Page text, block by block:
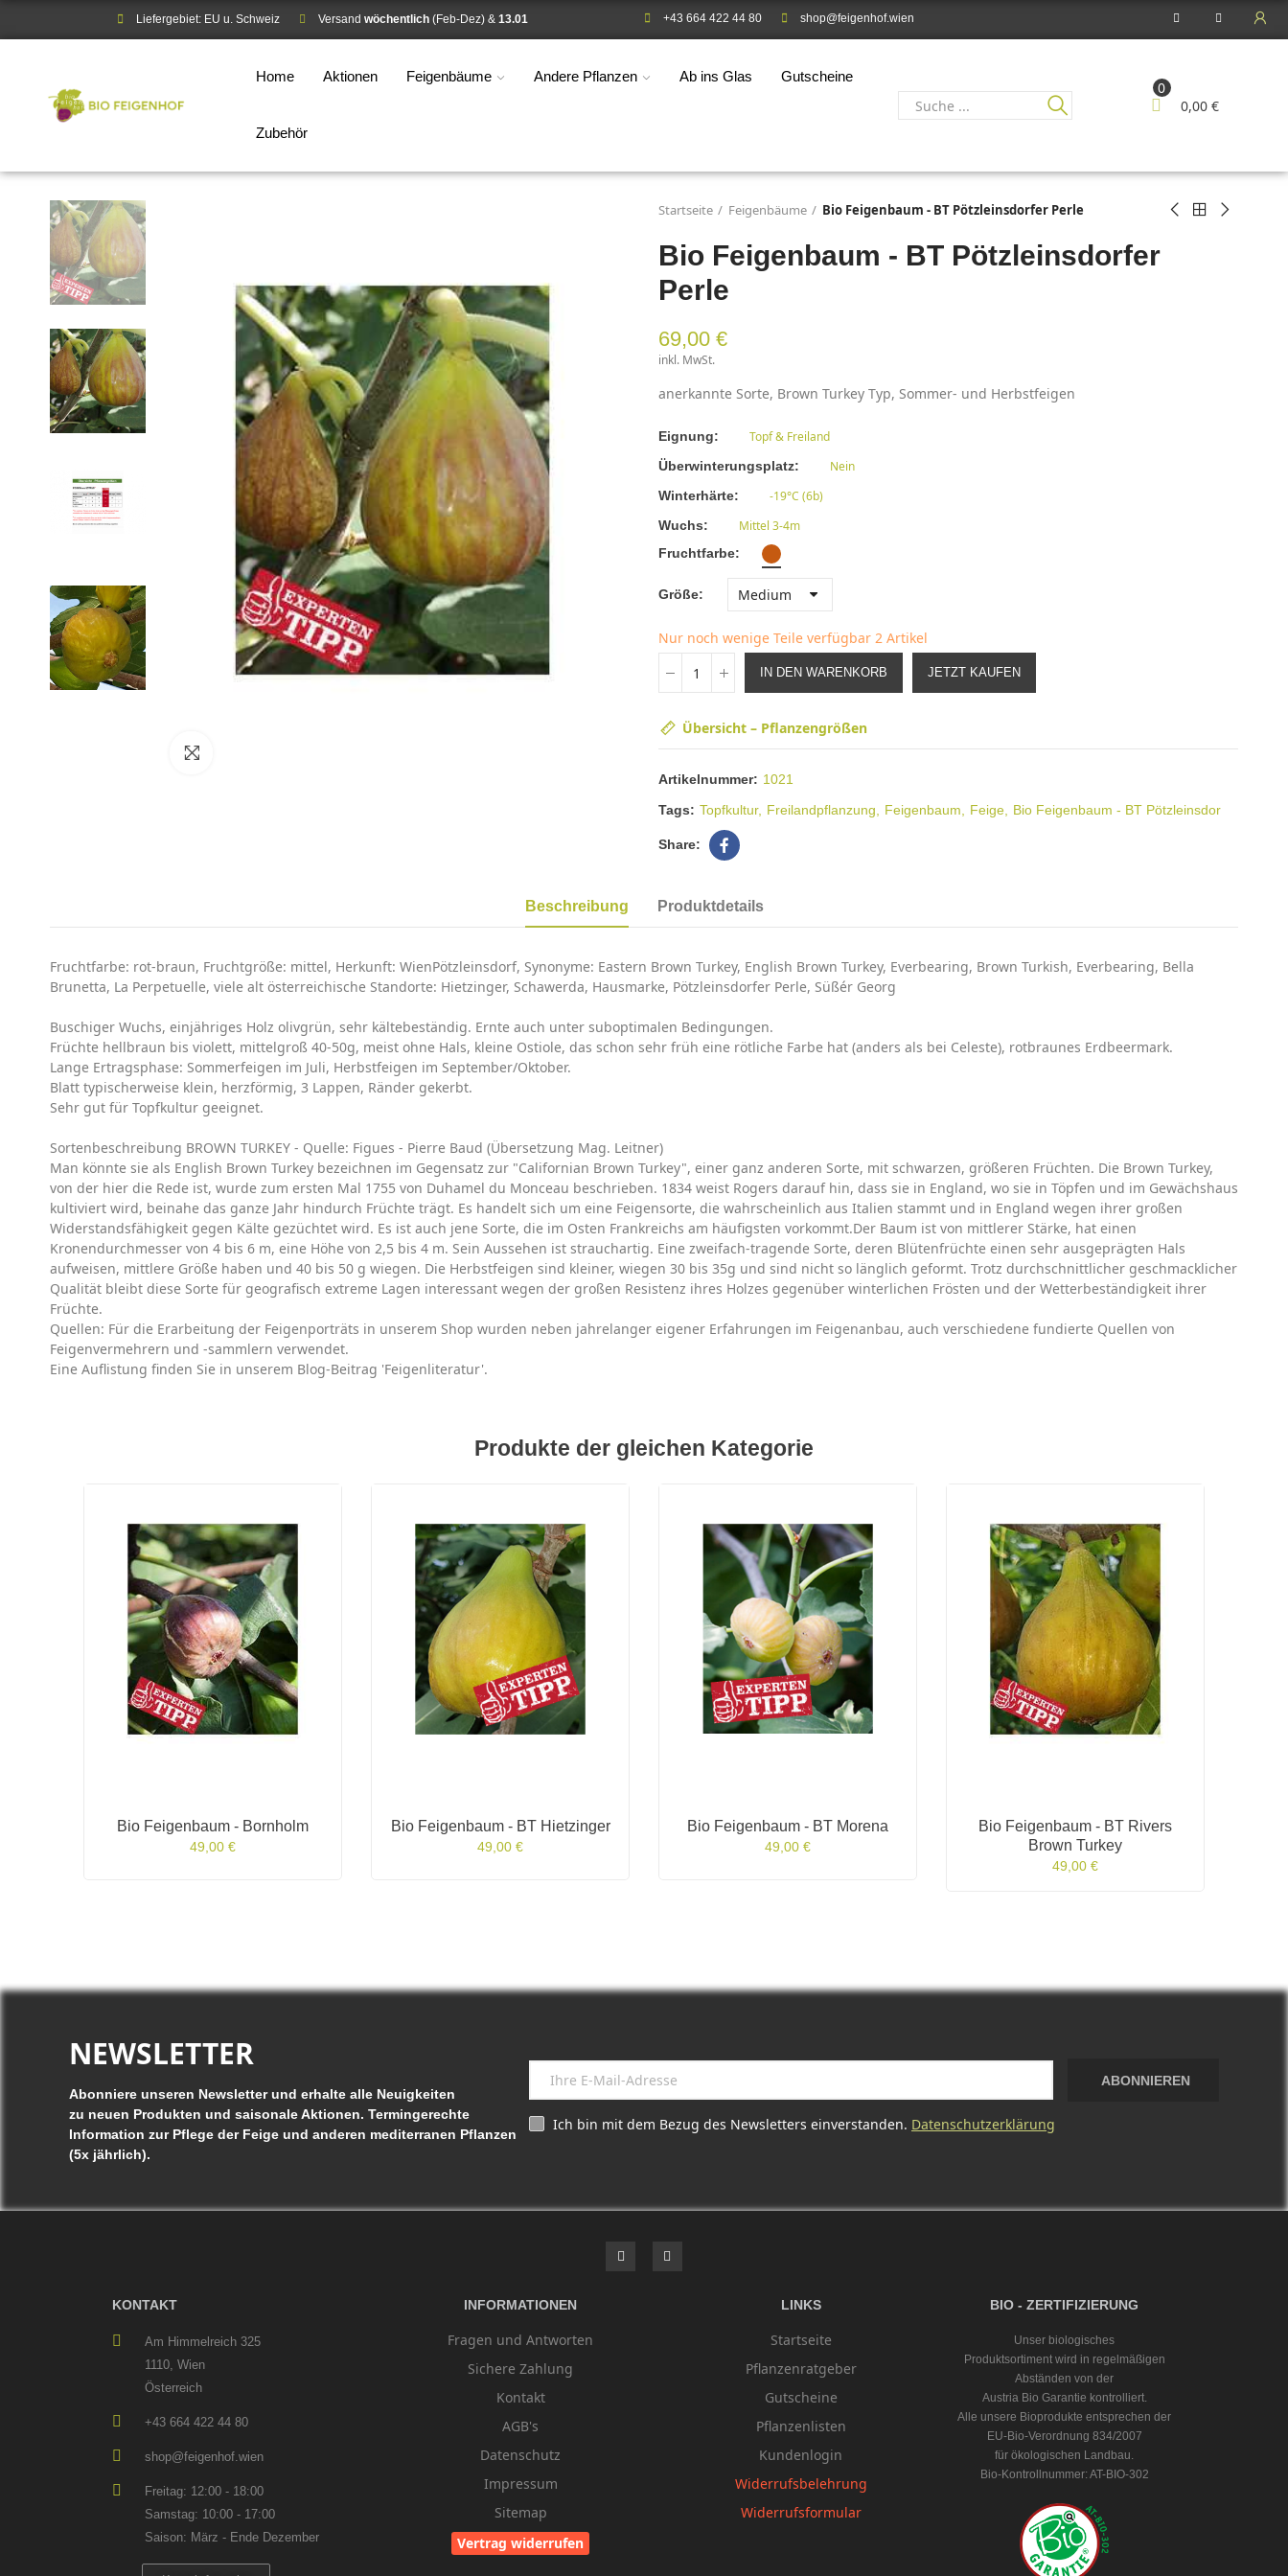
Liefergebiet: EU u. Schweiz Versand wöchentlich(Feb-Dez) & 13.01 +43 664 422 44 80 shop@feigenhof.wien
Home Aktionen Feigenbäume Andere Pflanzen Ab ins Glas Gutscheine
Zubehör
0
0,00 €
Startseite Feigenbäume Bio Feigenbaum - BT Pötzleinsdorfer Perle
Bio Feigenbaum - BT Pötzleinsdorfer
Perle
69,00 €
inkl. MwSt.
anerkannte Sorte, Brown Turkey Typ, Sommer- und Herbstfeigen
Eignung Topf & Freiland
Überwinterungsplatz Nein
Winterhärte -19°C (6b)
Wuchs Mittel 3-4m
Fruchtfarbe
Größe
Nur noch wenige Teile verfügbar 2 Artikel
IN DEN WARENKORB JETZT KAUFEN
Übersicht – Pflanzengrößen
Artikelnummer: 1021
Tags: Topfkultur Freilandpflanzung Feigenbaum Feige Bio Feigenbaum - BT Pötzleinsdor
Beschreibung Produktdetails
Fruchtfarbe: rot-braun, Fruchtgröße: mittel, Herkunft: WienPötzleinsdorf, Synonyme: Eastern Brown Turkey, English Brown Turkey, Everbearing, Brown Turkish, Everbearing, Bella
Brunetta, La Perpetuelle, viele alt österreichische Standorte: Hietzinger, Schawerda, Hausmarke, Pötzleinsdorfer Perle, Süßér Georg
Buschiger Wuchs, einjähriges Holz olivgrün, sehr kältebeständig. Ernte auch unter suboptimalen Bedingungen.
Früchte hellbraun bis violett, mittelgroß 40-50g, meist ohne Hals, kleine Ostiole, das schon sehr früh eine rötliche Farbe hat (anders als bei Celeste), rotbraunes Erdbeermark.
Lange Ertragsphase: Sommerfeigen im Juli, Herbstfeigen im September/Oktober.
Blatt typischerweise klein, herzförmig, 3 Lappen, Ränder gekerbt.
Sehr gut für Topfkultur geeignet.
Sortenbeschreibung BROWN TURKEY - Quelle: Figues - Pierre Baud (Übersetzung Mag. Leitner)
Man könnte sie als English Brown Turkey bezeichnen im Gegensatz zur "Californian Brown Turkey", einer ganz anderen Sorte, mit schwarzen, größeren Früchten. Die Brown Turkey,
von der hier die Rede ist, wurde zum ersten Mal 1755 von Duhamel du Monceau beschrieben. 1834 weist Rogers darauf hin, dass sie in England, wo sie in Töpfen und im Gewächshaus
kultiviert wird, beinahe das ganze Jahr hindurch Früchte trägt. Es handelt sich um eine Feigensorte, die wahrscheinlich aus Italien stammt und in England wegen ihrer großen
Widerstandsfähigkeit gegen Kälte gezüchtet wird. Es ist auch jene Sorte, die im Osten Frankreichs am häufigsten vorkommt.Der Baum ist von mittlerer Stärke, hat einen
Kronendurchmesser von 4 bis 6 m, eine Höhe von 2,5 bis 4 m. Sein Aussehen ist strauchartig. Eine zweifach-tragende Sorte, deren Blütenfrüchte einen sehr ausgeprägten Hals
aufweisen, mittlere Größe haben und 40 bis 50 g wiegen. Die Herbstfeigen sind kleiner, wiegen 30 bis 35g und sind nicht so länglich geformt. Trotz durchschnittlicher geschmacklicher
Qualität bleibt diese Sorte für geografisch extreme Lagen interessant wegen der großen Resistenz ihres Holzes gegenüber winterlichen Frösten und der Wetterbeständigkeit ihrer
Früchte.
Quellen: Für die Erarbeitung der Feigenporträts in unserem Shop wurden neben jahrelanger eigener Erfahrungen im Feigenanbau, auch verschiedene fundierte Quellen von
Feigenvermehrern und -sammlern verwendet.
Eine Auflistung finden Sie in unserem Blog-Beitrag 'Feigenliteratur'.
Produkte der gleichen Kategorie
Bio Feigenbaum - Bornholm
49,00 €
Bio Feigenbaum - BT Hietzinger
49,00 €
Bio Feigenbaum - BT Morena
49,00 €
Bio Feigenbaum - BT Rivers
Brown Turkey
49,00 €
NEWSLETTER
Abonniere unseren Newsletter und erhalte alle Neuigkeiten
zu neuen Produkten und saisonale Aktionen. Termingerechte
Information zur Pflege der Feige und anderen mediterranen Pflanzen
(5x jährlich).
ABONNIEREN
Ich bin mit dem Bezug des Newsletters einverstanden. Datenschutzerklärung
KONTAKT
Am Himmelreich 325
1110, Wien
Österreich
+43 664 422 44 80
shop@feigenhof.wien
Freitag: 12:00 - 18:00
Samstag: 10:00 - 17:00
Saison: März - Ende Dezember
INFORMATIONEN
Fragen und Antworten
Sichere Zahlung
Kontakt
AGB's
Datenschutz
Impressum
Sitemap
Vertrag widerrufen
LINKS
Startseite
Pflanzenratgeber
Gutscheine
Pflanzenlisten
Kundenlogin
Widerrufsbelehrung
Widerrufsformular
BIO - ZERTIFIZIERUNG
Unser biologisches
Produktsortiment wird in regelmäßigen
Abständen von der
Austria Bio Garantie kontrolliert.
Alle unsere Bioprodukte entsprechen der
EU-Bio-Verordnung 834/2007
für ökologischen Landbau.
Bio-Kontrollnummer: AT-BIO-302